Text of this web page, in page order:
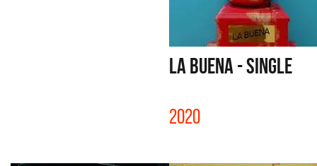
LA BUENA - SINGLE
2020